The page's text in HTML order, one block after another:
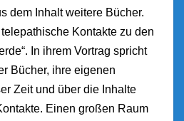
dem Inhalt weitere Bücher.
Kontakte zu den
In ihrem Vortrag spricht
Bücher, ihre eigenen
Zeit und über die Inhalte
Einen großen Raum